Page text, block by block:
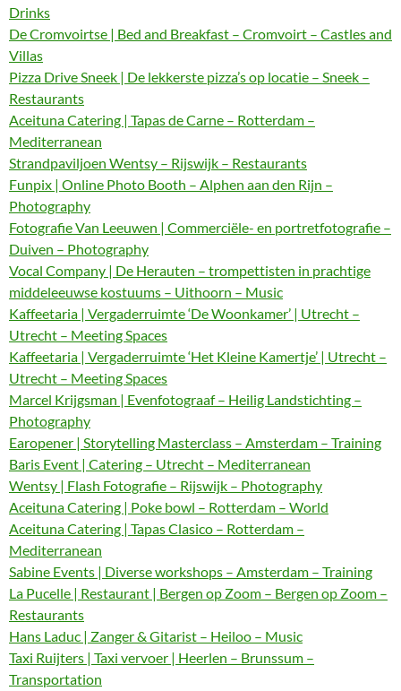
Drinks
De Cromvoirtse | Bed and Breakfast – Cromvoirt – Castles and
Villas
Pizza Drive Sneek | De lekkerste pizza’s op locatie – Sneek –
Restaurants
Aceituna Catering | Tapas de Carne – Rotterdam –
Mediterranean
Strandpaviljoen Wentsy – Rijswijk – Restaurants
Funpix | Online Photo Booth – Alphen aan den Rijn –
Photography
Fotografie Van Leeuwen | Commerciële- en portretfotografie –
Duiven – Photography
Vocal Company | De Herauten – trompettisten in prachtige
middeleeuwse kostuums – Uithoorn – Music
Kaffeetaria | Vergaderruimte ‘De Woonkamer’ | Utrecht –
Utrecht – Meeting Spaces
Kaffeetaria | Vergaderruimte ‘Het Kleine Kamertje’ | Utrecht –
Utrecht – Meeting Spaces
Marcel Krijgsman | Evenfotograaf – Heilig Landstichting –
Photography
Earopener | Storytelling Masterclass – Amsterdam – Training
Baris Event | Catering – Utrecht – Mediterranean
Wentsy | Flash Fotografie – Rijswijk – Photography
Aceituna Catering | Poke bowl – Rotterdam – World
Aceituna Catering | Tapas Clasico – Rotterdam –
Mediterranean
Sabine Events | Diverse workshops – Amsterdam – Training
La Pucelle | Restaurant | Bergen op Zoom – Bergen op Zoom –
Restaurants
Hans Laduc | Zanger & Gitarist – Heiloo – Music
Taxi Ruijters | Taxi vervoer | Heerlen – Brunssum –
Transportation